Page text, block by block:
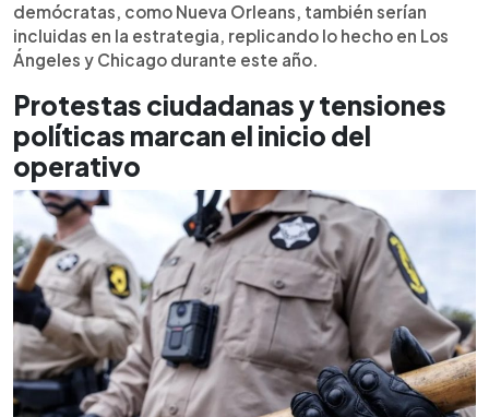
demócratas, como Nueva Orleans, también serían
incluidas en la estrategia, replicando lo hecho en Los
Ángeles y Chicago durante este año.
Protestas ciudadanas y tensiones
políticas marcan el inicio del
operativo